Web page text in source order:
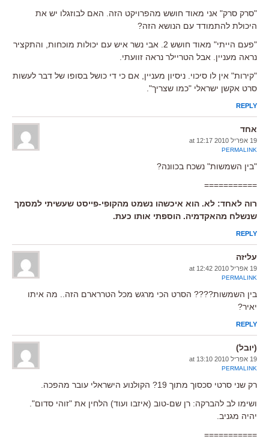
"סרק סרק" אני מאוד חושש מהפרויקט הזה. האם לבוזגלו יש את
היכולת להתמודד עם הנושא הזה?
"פעם הייתי" מאוד חושש 2. אבי נשר איש עם יכולות מוכחות, והתקציר
נראה מעניין. אבל הטריילר נראה זוועתי.
"קירות" אין לו סיכוי. ניסיון מעניין, אם כי די כושל בסופו של דבר לעשות
סרט אקשן ישראלי "כמו שצריך".
REPLY
אחד
19 אפריל 2010 at 12:17
PERMALINK
"בין השמשות" נשכח בכוונה?
===========
רוה לאחד: לא. הוא איכשהו נשמט מהקופי-פייסט שעשיתי למסמך
שנשלח מהאקדמיה. הוספתי אותו כעת.
REPLY
עליזה
19 אפריל 2010 at 12:42
PERMALINK
בין השמשות???? הסרט הכי מרגש מכל הטררארם הזה.. מה איתו
יאיר?
REPLY
(יובל)
19 אפריל 2010 at 13:10
PERMALINK
רק שני סרטי סכסוך מתוך 19? הקולנוע הישראלי עובר מהפכה.
ושימו לב להברקה: רן שם-טוב (איזבו ועוד) הלחין את "זוהי סדום".
יהיה מגניב.
===========